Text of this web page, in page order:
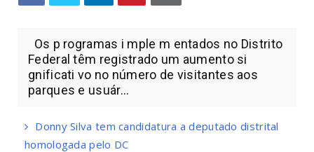
Os p rogramas i mple m entados no Distrito
Federal têm registrado um aumento si
gnificati vo no número de visitantes aos
parques e usuár...
Donny Silva tem candidatura a deputado distrital
homologada pelo DC